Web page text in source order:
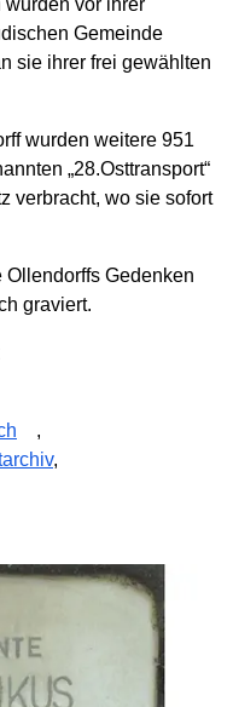
Gemeinde
sie ihrer frei gewählten
wurden weitere 951
„28.Osttransport“
verbracht, wo sie sofort
Gedenken
graviert.
,
,